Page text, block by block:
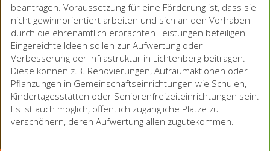
beantragen. Voraussetzung für eine Förderung ist, dass sie
nicht gewinnorientiert arbeiten und sich an den Vorhaben
durch die ehrenamtlich erbrachten Leistungen beteiligen.
Eingereichte Ideen sollen zur Aufwertung oder
Verbesserung der Infrastruktur in Lichtenberg beitragen.
Diese können z.B. Renovierungen, Aufräumaktionen oder
Pflanzungen in Gemeinschaftseinrichtungen wie Schulen,
Kindertagesstätten oder Seniorenfreizeiteinrichtungen sein.
Es ist auch möglich, öffentlich zugängliche Plätze zu
verschönern, deren Aufwertung allen zugutekommen.